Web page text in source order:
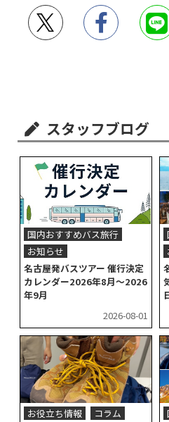
スタッフブログ
国内おすすめバス旅行
お知らせ
名古屋発バスツアー 催行決定
カレンダー2026年8月～2026
年9月
2026-08-01
お役立ち情報 コラム